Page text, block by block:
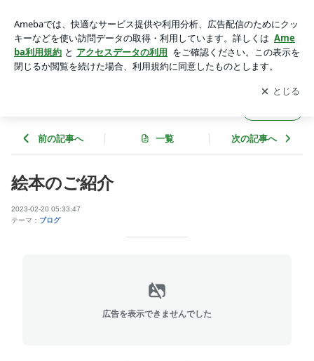
アプリをダウンロードして ブログの更新通知
を受け取りまし
ょう。
開く
前の記事へ 一覧 次の記事へ
絵本のご紹介
2023-02-20 05:33:47
テーマ： ブログ
広告を表示できませんでした